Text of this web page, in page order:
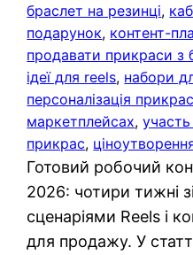
браслет на резинці,
подарунок, контент-
продавати прикраси з
ідеї для reels, набори
персоналізація прикрас
маркетплейсах,
прикрас,
Готовий робочий
2026: чотири тижні
сценаріями Reels і
для продажу. У